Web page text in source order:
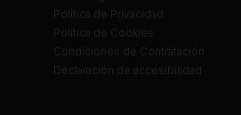
Política de Privacidad
Política de Cookies
Condiciones de Contratación
Declaración de accesibilidad